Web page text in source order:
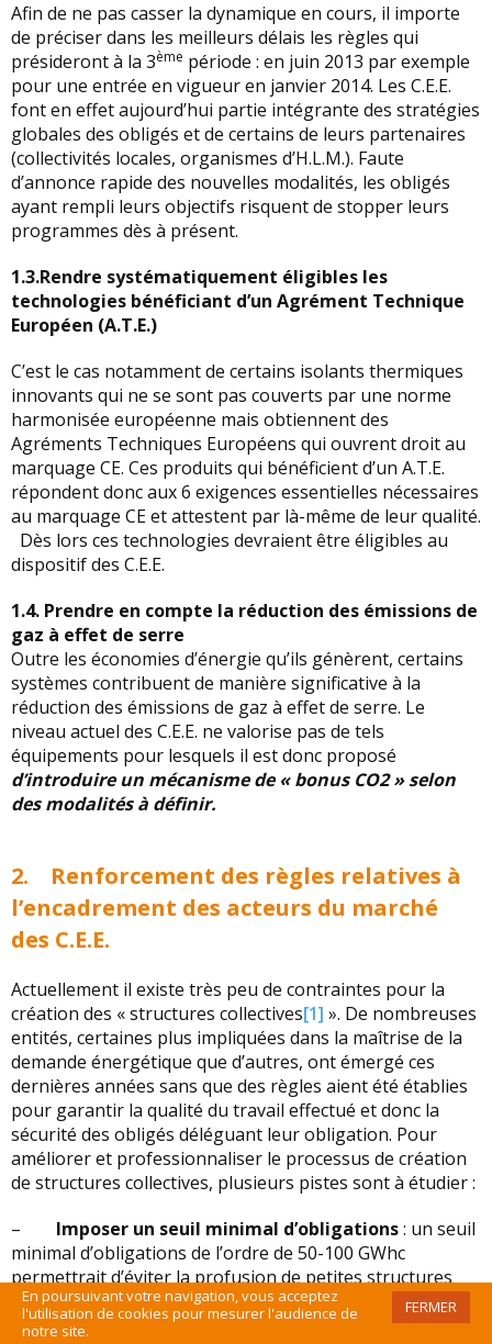
En poursuivant votre navigation, vous acceptez
l'utilisation de cookies pour mesurer l'audience de
notre site.
FERMER
Afin de ne pas casser la dynamique en cours, il importe
de préciser dans les meilleurs délais les règles qui
présideront à la 3ème période : en juin 2013 par exemple
pour une entrée en vigueur en janvier 2014. Les C.E.E.
font en effet aujourd’hui partie intégrante des stratégies
globales des obligés et de certains de leurs partenaires
(collectivités locales, organismes d’H.L.M.). Faute
d’annonce rapide des nouvelles modalités, les obligés
ayant rempli leurs objectifs risquent de stopper leurs
programmes dès à présent.
1.3.Rendre systématiquement éligibles les
technologies bénéficiant d’un Agrément Technique
Européen (A.T.E.)
C’est le cas notamment de certains isolants thermiques
innovants qui ne se sont pas couverts par une norme
harmonisée européenne mais obtiennent des
Agréments Techniques Européens qui ouvrent droit au
marquage CE. Ces produits qui bénéficient d’un A.T.E.
répondent donc aux 6 exigences essentielles nécessaires
au marquage CE et attestent par là-même de leur qualité.
Dès lors ces technologies devraient être éligibles au
dispositif des C.E.E.
1.4. Prendre en compte la réduction des émissions de
gaz à effet de serre
Outre les économies d’énergie qu’ils génèrent, certains
systèmes contribuent de manière significative à la
réduction des émissions de gaz à effet de serre. Le
niveau actuel des C.E.E. ne valorise pas de tels
équipements pour lesquels il est donc proposé
d’introduire un mécanisme de « bonus CO2 » selon
des modalités à définir.
2. Renforcement des règles relatives à
l’encadrement des acteurs du marché
des C.E.E.
Actuellement il existe très peu de contraintes pour la
création des « structures collectives[1] ». De nombreuses
entités, certaines plus impliquées dans la maîtrise de la
demande énergétique que d’autres, ont émergé ces
dernières années sans que des règles aient été établies
pour garantir la qualité du travail effectué et donc la
sécurité des obligés déléguant leur obligation. Pour
améliorer et professionnaliser le processus de création
de structures collectives, plusieurs pistes sont à étudier :
–
Imposer un seuil minimal d’obligations: un seuil
minimal d’obligations de l’ordre de 50-100 GWhc
permettrait d’éviter la profusion de petites structures
collectives à faibles obligations.